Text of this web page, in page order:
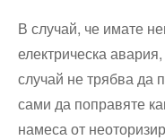
В случай, че имате
електрическа
случай не трябва да
сами да поправяте
намеса от